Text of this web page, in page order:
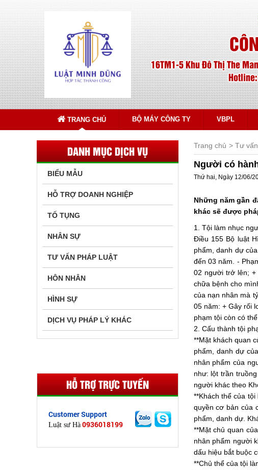
16TM1-5 Khu Đô Thị The
TRANG CHỦ BỘ MÁY CÔNG TY VBPL
DANH MỤC DỊCH VỤ
BIỂU MẪU
HỖ TRỢ DOANH NGHIỆP
TỐ TỤNG
NHÂN SỰ
TƯ VẤN PHÁP LUẬT
HÔN NHÂN
HÌNH SỰ
DỊCH VỤ PHÁP LÝ KHÁC
HỖ TRỢ TRỰC TUYẾN
Customer Support
Luật sư Hà 0936018199
Trang chủ Tư
Người có
Thứ hai, Ngày 12/06/
Những năm gần
khác sẽ được
1. Tội làm nhục
Điều 155 Bộ luật
phẩm, danh dự
đến 03 năm. -
02 người trở lên; +
chữa bệnh cho
của nạn nhân mà
05 năm: + Gây rối
phạm tội còn có
2. Cấu thành tội
**Mặt khách quan
phẩm, danh dự
nhân phẩm của
như: lột trần
người khác theo
**Khách thể của
quyền cơ bản của
phẩm, danh dự.
**Mặt chủ quan
nhân phẩm người
dấu hiệu bắt buộc
**Chủ thể của tội